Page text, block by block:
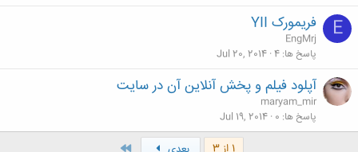
E فریمورک YII
EngMrj
پاسخ ها 4
Jul 20, 2014
آپلود فیلم و پخش آنلاین آن در سایت
maryam_mir
پاسخ ها 0
Jul 19, 2014